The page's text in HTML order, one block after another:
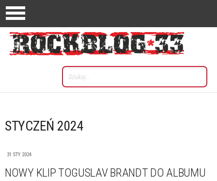
STYCZEŃ 2024
31 STY 2024
NOWY KLIP TOGUSLAV BRANDT DO ALBUMU